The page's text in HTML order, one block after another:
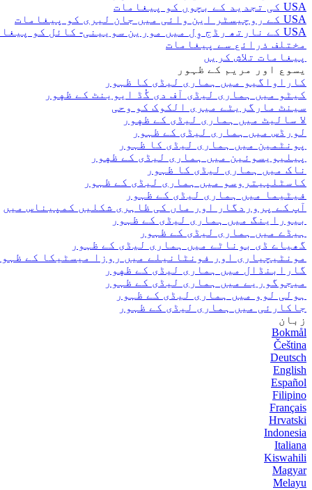
USA کی تجدید کے بچوں کو پیغامات
USA کے روچیسٹر این وائی میں جان لیری کو پیغامات
USA کے نارتھ رڈج وِل میں مورین سویینی- کائل کو پیغامات
مختلف ذرائع سے پیغامات
پیغامات تلاش کریں
یسوع اور مریم کے ظہور
کاراواگیو میں ہماری لیڈی کا ظہور
کیٹو میں ہماری لیڈی آف دی گُڈ ایوینٹ کے ظهور
سینٹ مارگریٹے میری الکوک کو وحی
لا سالیٹ میں ہماری لیڈی کے ظهور
لورڈس میں ہماری لیڈی کے ظہور
پونٹمین میں ہماری لیڈی کا ظہور
پیلیویسوئین میں ہماری لیڈی کے ظهور
ناک میں ہماری لیڈی کا ظہور
کاسٹلپیتروسو میں ہماری لیڈی کے ظہور
فیٹیما میں ہماری لیڈی کے ظہور
آپ کے پروردگار اور ماں کی ظاہری شکلیں کمپیناس میں
بیوراینگ میں ہماری لیڈی کے ظہور
ہیڈے میں ہماری لیڈی کے ظہور
گھیاے ڈی بوناٹے میں ہماری لیڈی کے ظہور
مونٹیچیاری اور فونٹانیلے میں روزا میسٹیکا کے
گارابنڈال میں ہماری لیڈی کے ظهور
میجوگوریے میں ہماری لیڈی کے ظہور
ہولی لوو میں ہماری لیڈی کے ظہور
جاکارئی میں ہماری لیڈی کے ظہور
زبان
Bokmål
Čeština
Deutsch
English
Español
Filipino
Français
Hrvatski
Indonesia
Italiana
Kiswahili
Magyar
Melayu